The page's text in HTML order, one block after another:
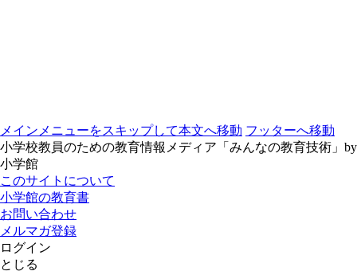
メインメニューをスキップして本文へ移動 フッターへ移動
小学校教員のための教育情報メディア「みんなの教育技術」by
小学館
このサイトについて
小学館の教育書
お問い合わせ
メルマガ登録
ログイン
とじる